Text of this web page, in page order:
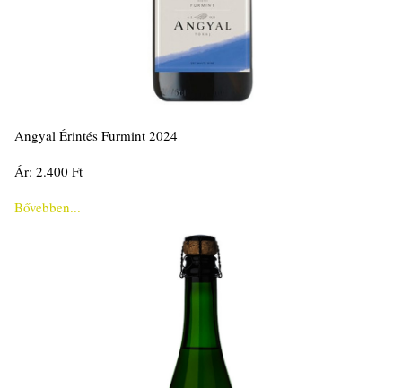
Angyal Érintés Furmint 2024
Ár: 2.400 Ft
Bővebben...